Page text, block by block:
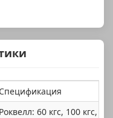
Спецификация
Роквелл: 60 кгс, 100 кгс,